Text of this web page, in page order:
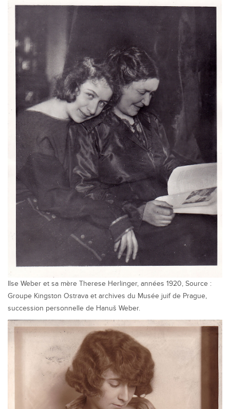
Ilse Weber et sa mère Therese Herlinger, années 1920, Source :
Groupe Kingston Ostrava et archives du Musée juif de Prague,
succession personnelle de Hanuš Weber.